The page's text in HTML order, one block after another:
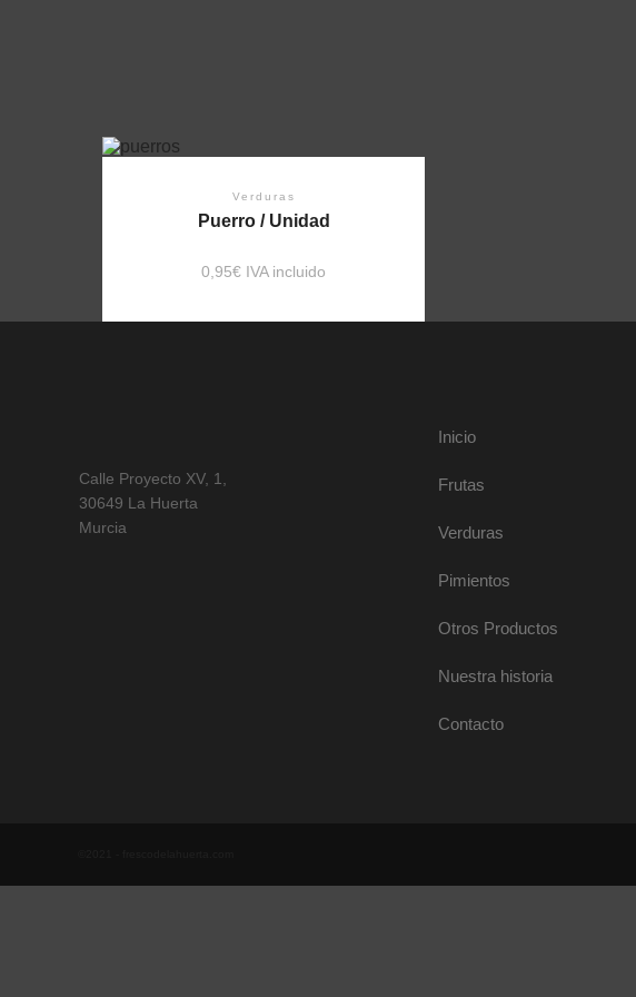
Verduras
Puerro / Unidad
0,95€ IVA incluido
Calle Proyecto XV, 1,
30649 La Huerta
Murcia
Inicio
Frutas
Verduras
Pimientos
Otros Productos
Nuestra historia
Contacto